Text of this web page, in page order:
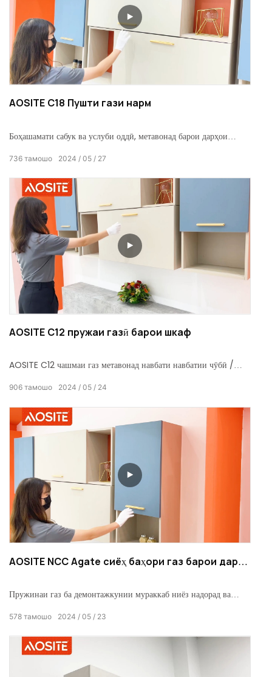
AOSITE C18 Пушти гази нарм
Боҳашамати сабук ва услуби оддӣ, метавонад барои дарҳои
2024 05 27
736 тамошо
AOSITE C12 пружаи газӣ барои шкаф
AOSITE C12 чашмаи газ метавонад навбати навбатии чӯбӣ /
2024 05 24
906 тамошо
AOSITE NCC Agate сиёҳ баҳори газ барои дари
Пружинаи газ ба демонтажкунии мураккаб ниёз надорад ва
ва устуворӣ мебошад.
2024 05 23
578 тамошо